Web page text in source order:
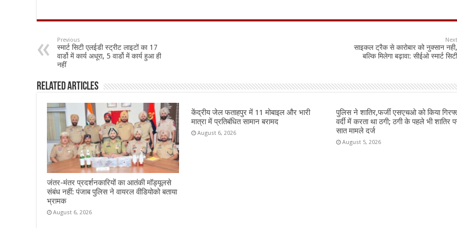
e
b
o
o
k
at
sA
p
ai ar
Previous
स्मार्ट सिटी एलईडी स्ट्रीट लाइटों का 17
वार्डो में कार्य अधूरा, 5 वार्डो में कार्य हुआ ही
नहीं
Next
साइकल ट्रैक से कारोबार को नुक्सान नही,
बल्कि मिलेगा बढ़ावा: सीईओ स्मार्ट सिटी
Related Articles
जंतर-मंतर प्रदर्शनकारियों का आतंकी मॉड्यूलसे
संबंध नहीं: पंजाब पुलिस ने वायरल वीडियोको बताया
भ्रामक
August 6, 2026
केंद्रीय जेल फताहपुर में 11 मोबाइल और भारी
मात्रा में प्रतिबंधित सामान बरामद
August 6, 2026
पुलिस ने शातिर,फर्जी एसएचओ को किया
वर्दी में करता था ठगी; ठगी के पहले भी शातिर
सात मामले दर्ज
August 5, 2026